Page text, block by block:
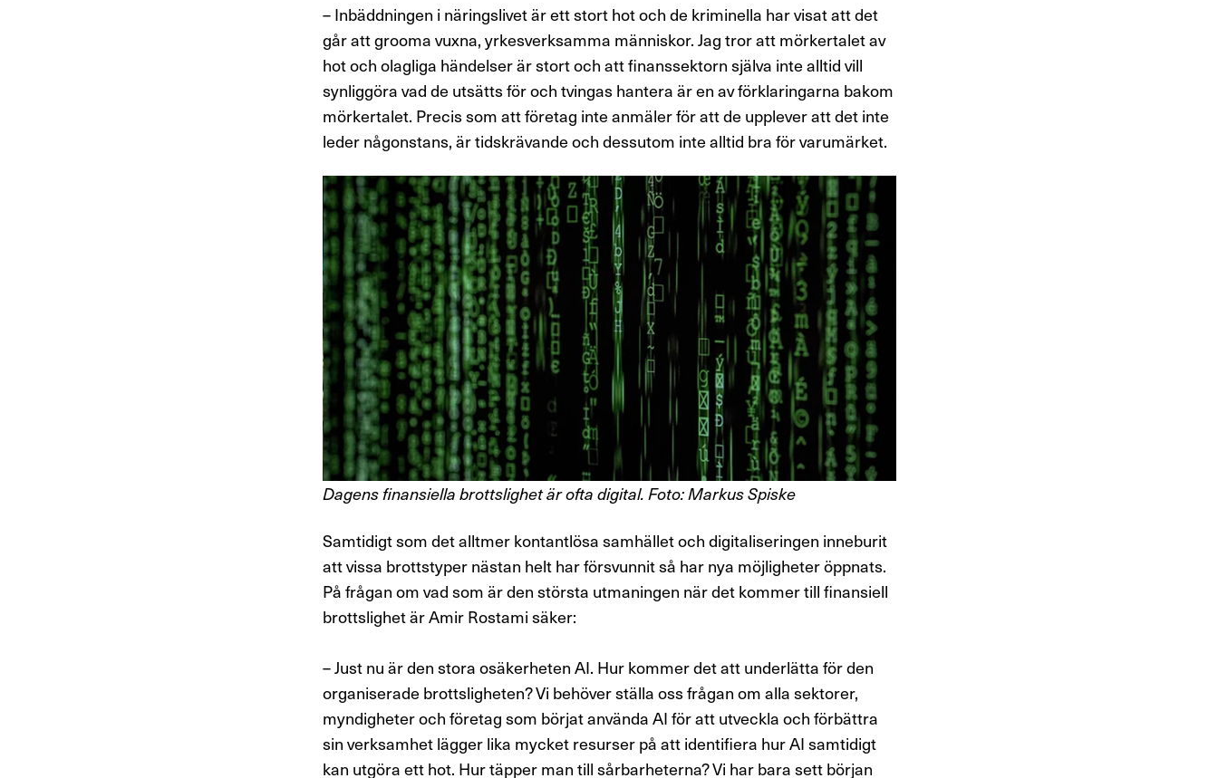
– Inbäddningen i näringslivet är ett stort hot och de kriminella har visat att det
går attgroomavuxna, yrkesverksamma människor. Jag tror att mörkertalet av
hot och olagliga händelser är stort och att finanssektorn själva inte alltid vill
synliggöra vad de utsätts för och tvingas hantera är en av förklaringarna bakom
mörkertalet. Precis som att företag inte anmäler för att de upplever att det inte
leder någonstans, är tidskrävande och dessutom inte alltid bra för varumärket.
Dagens finansiella brottslighet är ofta digital. Foto: Markus Spiske
Samtidigt som det alltmer kontantlösa samhället och digitaliseringen inneburit
att vissa brottstypernästan heltharförsvunnit så har nya möjligheter öppnats.
På frågan om vad som ärdenstörsta utmaningen när det kommer till finansiell
brottslighet är AmirRostamisäker:
– Just nu är den stora osäkerheten AI. Hur kommer det att underlätta för den
organiserade brottsligheten?Vi behöver ställa oss frågan om alla sektorer,
myndigheter och företag som börjat använda AI för att utveckla och förbättra
sin verksamhet lägger lika mycket resurser på att identifiera hur AI samtidigt
kan utgöra ett hot. Hur täpper man till sårbarheterna? Vi har bara sett början